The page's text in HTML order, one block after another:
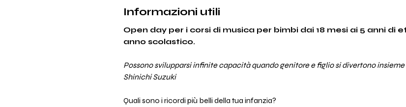
Informazioni utili
Open day per i corsi di musica per bimbi dai 18 mesi ai 5 anni di
anno scolastico.
Possono svilupparsi infinite capacità quando genitore e figlio si divertono insieme
Shinichi Suzuki
Quali sono i ricordi più belli della tua infanzia?